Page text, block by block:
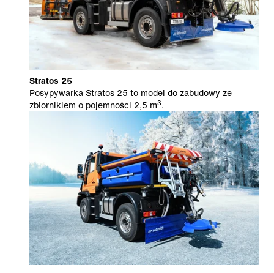
Stratos 25
Posypywarka Stratos 25 to model do zabudowy ze
zbiornikiem o pojemności 2,5 m3.